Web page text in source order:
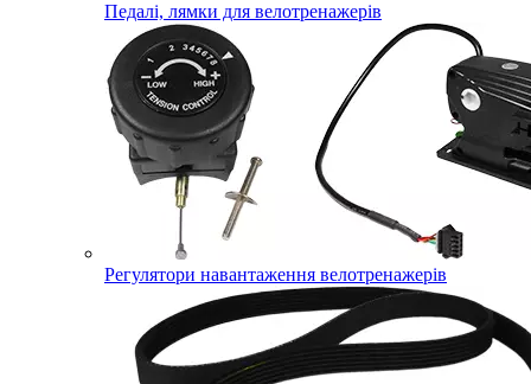
Педалі, лямки для велотренажерів
Регулятори навантаження велотренажерів